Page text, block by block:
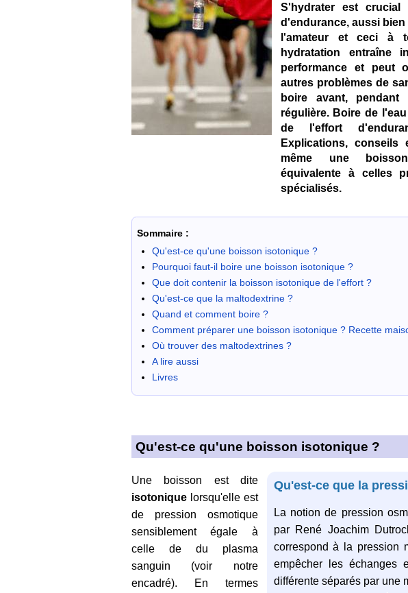
S'hydrater est crucial
d'endurance, aussi
l'amateur et ceci à
hydratation entraîne
performance et peut
autres problèmes de
boire avant,
régulière. Boire de
de l'effort
Explications,
même une
équivalente à celles
spécialisés.
Sommaire :
Qu'est-ce qu'une boisson isotonique ?
Pourquoi faut-il boire une boisson isotonique ?
Que doit contenir la boisson isotonique de l'effort ?
Qu'est-ce que la maltodextrine ?
Quand et comment boire ?
Comment préparer une boisson isotonique ? Recette
Où trouver des maltodextrines ?
A lire aussi
Livres
Qu'est-ce qu'une boisson isotonique ?
Qu'est-ce que la
La notion de pression
par René Joachim
correspond à la pression
empêcher les échanges
différente séparés par une
Une boisson est dite
isotonique lorsqu'elle est
de pression osmotique
sensiblement égale à
celle de du plasma
sanguin (voir notre
encadré). En termes